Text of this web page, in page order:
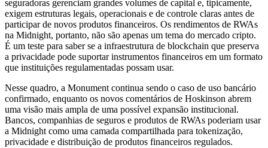
seguradoras gerenciam grandes volumes de capital e, tipicamente,
exigem estruturas legais, operacionais e de controle claras antes de
participar de novos produtos financeiros. Os rendimentos de RWAs
na Midnight, portanto, não são apenas um tema do mercado cripto.
É um teste para saber se a infraestrutura de blockchain que preserva
a privacidade pode suportar instrumentos financeiros em um formato
que instituições regulamentadas possam usar.
Nesse quadro, a Monument continua sendo o caso de uso bancário
confirmado, enquanto os novos comentários de Hoskinson abrem
uma visão mais ampla de uma possível expansão institucional.
Bancos, companhias de seguros e produtos de RWAs poderiam usar
a Midnight como uma camada compartilhada para tokenização,
privacidade e distribuição de produtos financeiros regulados.